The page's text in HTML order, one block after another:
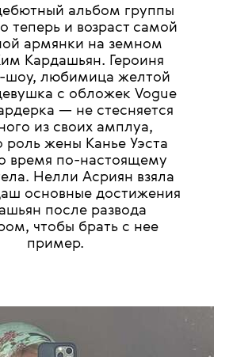
альбом группы
теперь и возраст самой
армянки на земном
Кардашьян. Героиня
шоу, любимица желтой
с обложек Vogue
— не стесняется
из своих амплуа,
роль жены Канье Уэста
время по-настоящему
Нелли Асриян взяла
основные достижения
после развода
чтобы брать с нее
пример.